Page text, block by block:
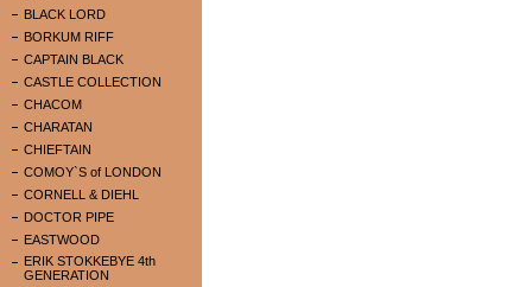
BLACK LORD
BORKUM RIFF
CAPTAIN BLACK
CASTLE COLLECTION
CHACOM
CHARATAN
CHIEFTAIN
COMOY`S of LONDON
CORNELL & DIEHL
DOCTOR PIPE
EASTWOOD
ERIK STOKKEBYE 4th
GENERATION